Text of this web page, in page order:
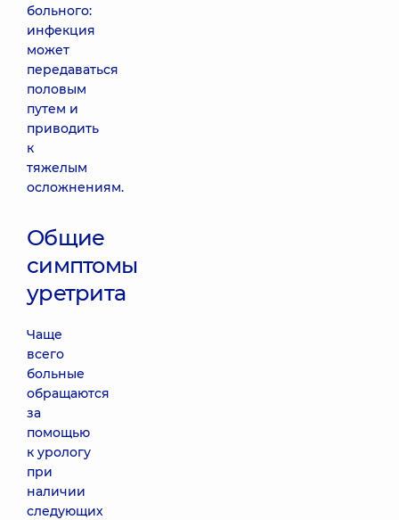
больного:
инфекция
может
передаваться
половым
путем и
приводить
к
тяжелым
осложнениям.
Общие
симптомы
уретрита
Чаще
всего
больные
обращаются
за
помощью
к урологу
при
наличии
следующих